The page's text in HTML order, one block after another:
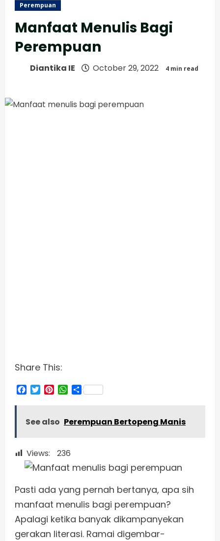
Perempuan
Manfaat Menulis Bagi
Perempuan
Diantika IE October 29, 2022 4 min read
Share This:
Facebook
TwitterPinterestWhatsApp
Share
See also Perempuan Bertopeng Manis
Views: 236
Pasti ada yang pernah bertanya, apa sih
manfaat menulis bagi perempuan?
Apalagi ketika banyak dikampanyekan
gerakan literasi. Ramai digembar-